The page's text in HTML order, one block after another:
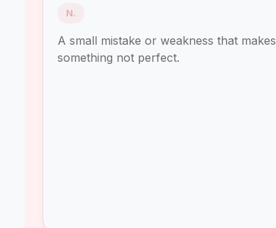
N.
A small mistake or weakness that makes
something not perfect.